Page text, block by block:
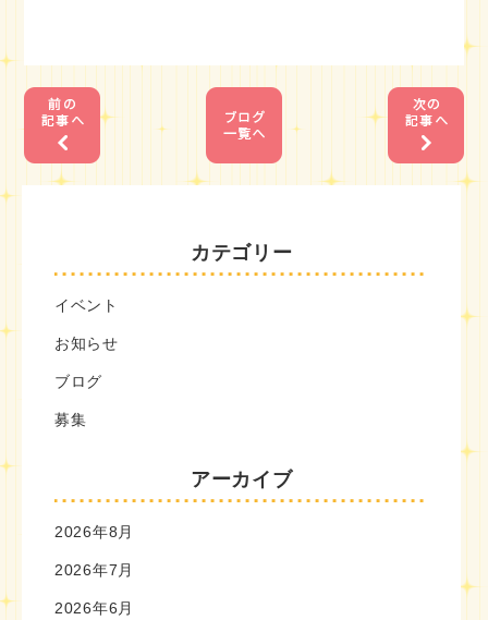
カテゴリー
イベント
お知らせ
ブログ
募集
アーカイブ
2026年8月
2026年7月
2026年6月
1